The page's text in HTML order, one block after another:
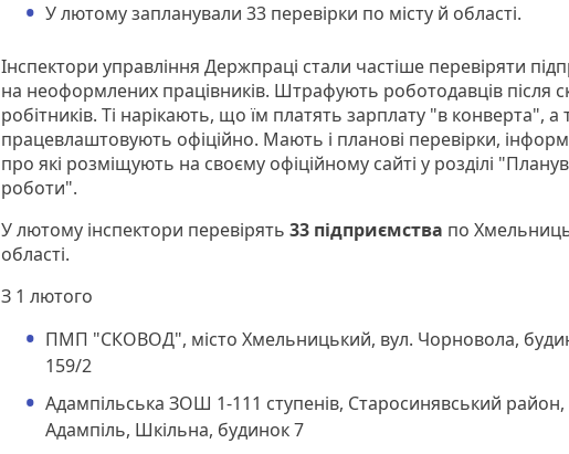
У лютому запланували 33 перевірки по місту й області.
Інспектори управління Держпраці стали частіше перевіряти
на неоформлених працівників. Штрафують роботодавців після
робітників. Ті нарікають, що їм платять зарплату "в конверта", а
працевлаштовують офіційно. Мають і планові перевірки,
про які розміщують на своєму офіційному сайті у розділі
роботи".
У лютому інспектори перевірять 33 підприємства по
області.
З 1 лютого
ПМП "СКОВОД", місто Хмельницький, вул. Чорновола,
159/2
Адампільська ЗОШ 1-111 ступенів, Старосинявський район,
Адампіль, Шкільна, будинок 7